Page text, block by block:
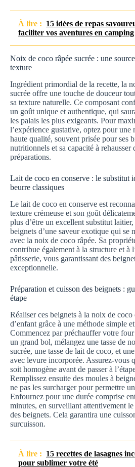
À lire : 15 idées de repas
faciliter vos aventures en camping
Noix de coco râpée sucrée : une
texture
Ingrédient primordial de la recette, la
sucrée offre une touche de douceur
sa texture naturelle. Ce composant
un goût unique et authentique, qui
les palais les plus exigeants. Pour
l’expérience gustative, optez pour une
haute qualité, souvent prisée pour ses
nutritionnels et sa capacité à rehausser
préparations.
Lait de coco en conserve : le substitut
beurre classiques
Le lait de coco en conserve est
texture crémeuse et son goût
plus d’être un excellent substitut
beignets d’une saveur exotique qui se
avec la noix de coco râpée. Sa
contribue également à la structure et à
pâtisserie, vous garantissant des
exceptionnelle.
Préparation et cuisson des beignets :
étape
Réaliser ces beignets à la noix de coco
d’enfant grâce à une méthode simple
Commencez par préchauffer votre
un grand bol, mélangez une tasse de
sucrée, une tasse de lait de coco, et
avec levure incorporée. Assurez-vous
soit homogène avant de passer à
Remplissez ensuite des moules à
ne pas les surcharger pour permettre
Enfournez pour une durée comprise
minutes, en surveillant attentivement
des beignets. Cela garantira une
surcuisson.
À lire : 15 recettes de lasagnes
pour sublimer votre été